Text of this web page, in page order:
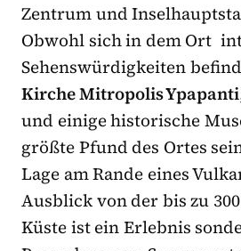
Zentrum und
Obwohl sich in dem Ort
Sehenswürdigkeiten
Kirche Mitropolis Ypapanti
und einige historische
größte Pfund des Ortes
Lage am Rande eines
Ausblick von der bis zu
Küste ist ein Erlebnis